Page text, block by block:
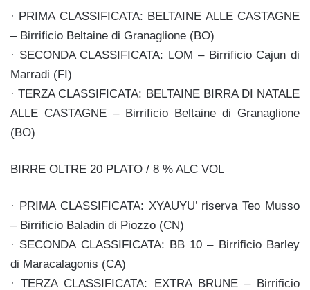
· PRIMA CLASSIFICATA: BELTAINE ALLE CASTAGNE
– Birrificio Beltaine di Granaglione (BO)
· SECONDA CLASSIFICATA: LOM – Birrificio Cajun di
Marradi (FI)
· TERZA CLASSIFICATA: BELTAINE BIRRA DI NATALE
ALLE CASTAGNE – Birrificio Beltaine di Granaglione
(BO)
BIRRE OLTRE 20 PLATO / 8 % ALC VOL
· PRIMA CLASSIFICATA: XYAUYU’ riserva Teo Musso
– Birrificio Baladin di Piozzo (CN)
· SECONDA CLASSIFICATA: BB 10 – Birrificio Barley
di Maracalagonis (CA)
· TERZA CLASSIFICATA: EXTRA BRUNE – Birrificio